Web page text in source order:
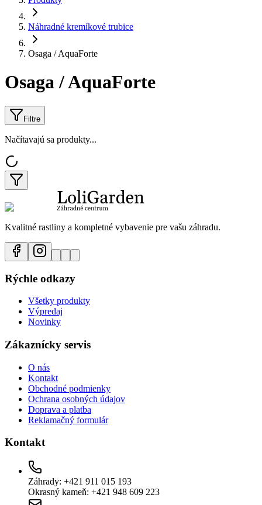
Náhradné kremíkové trubice
Osaga / AquaForte
Osaga / AquaForte
Filtre
Načítavajú sa produkty...
Kvalitné rastliny a kompletné vybavenie pre vašu záhradu.
Rýchle odkazy
Všetky produkty
Výpredaj
Novinky
Zákaznícky servis
O nás
Kontakt
Obchodné podmienky
Ochrana osobných údajov
Doprava a platba
Reklamačný formulár
Kontakt
Záhrady: +421 911 015 193
Okrasný kameň: +421 948 609 223